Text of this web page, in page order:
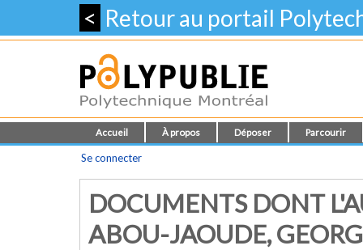
< Retour au portail
Accueil À propos Déposer Parcourir
Se connecter
DOCUMENTS DONT
ABOU-JAOUDE,